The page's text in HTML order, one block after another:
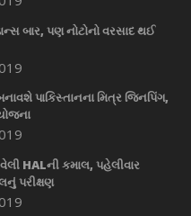
બાર, પણ નોટોનો વરસાદ થઈ
પાકિસ્તાનના મિત્ર જિનપિંગ,
HALની કમાલ, પહેલીવાર
પરીક્ષણ